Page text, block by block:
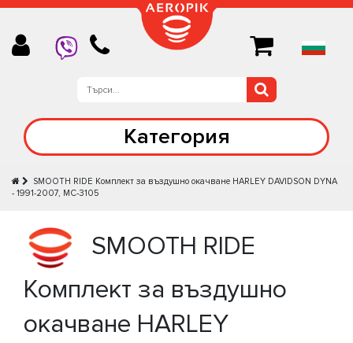
Категория
SMOOTH RIDE Комплект за въздушно окачване HARLEY DAVIDSON DYNA
- 1991-2007, MC-3105
SMOOTH RIDE
Комплект за въздушно
окачване HARLEY